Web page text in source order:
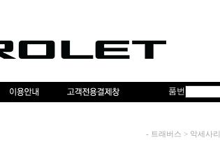
품번
- 트래버스 > 악세사리